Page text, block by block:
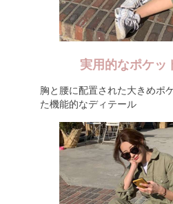
実用的なポケッ
胸と腰に配置された大きめポ
た機能的なディテール